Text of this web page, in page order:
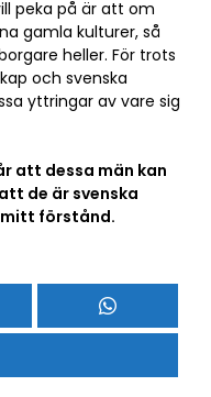
peka på är att om
gamla kulturer, så
heller. För trots
och svenska
yttringar av vare sig
att dessa män kan
de är svenska
förstånd.